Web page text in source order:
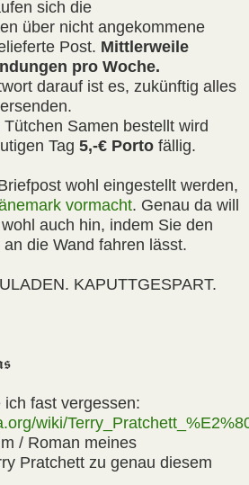
sich die
über nicht angekommene
Post. Mittlerweile
pro Woche.
darauf ist es, zukünftig alles
Samen bestellt wird
Tag 5,-€ Porto fällig.
wohl eingestellt werden,
vormacht. Genau da will
auch hin, indem Sie den
die Wand fahren lässt.
KAPUTTGESPART.
ich fast vergessen:
wiki/
/ Roman meines
Pratchett zu genau diesem